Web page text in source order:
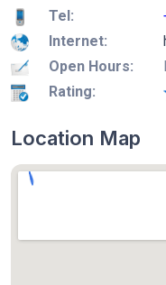
Tel:
Internet:
Open Hours:
Rating:
Location Map